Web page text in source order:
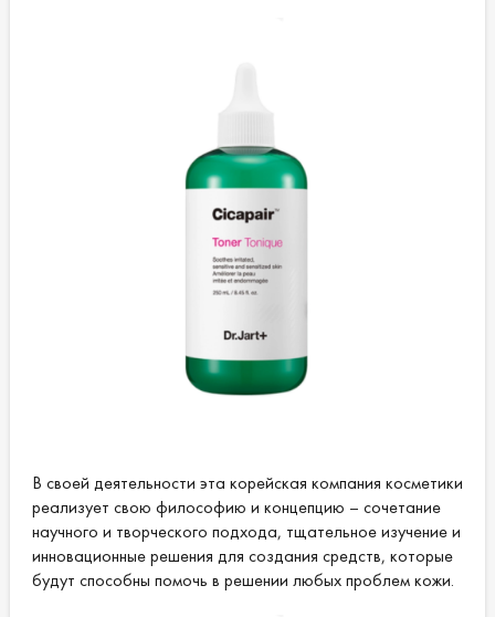
В своей деятельности эта корейская компания косметики
реализует свою философию и концепцию – сочетание
научного и творческого подхода, тщательное изучение и
инновационные решения для создания средств, которые
будут способны помочь в решении любых проблем кожи.